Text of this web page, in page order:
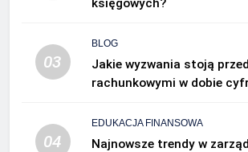
03
BLOG
Jakie wyzwania stoją
rachunkowymi w dobie
04
EDUKACJA FINANSOWA
Najnowsze trendy w